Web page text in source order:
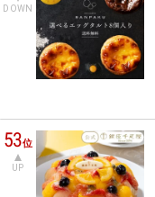
DOWN
53位
UP